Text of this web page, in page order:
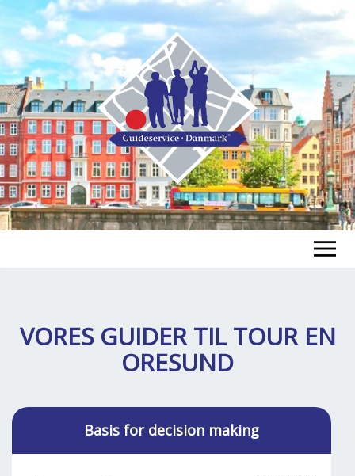
SPLENDID SPOTS
LECTURES
VORES GUIDER TILTOUR EN
ORESUND
Basis for decision making